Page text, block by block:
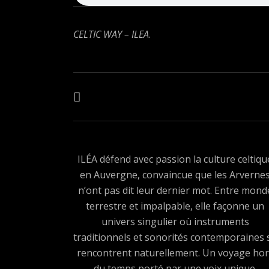
CELTIC WAY – ILEA.
Navigation de l’article
ILÉA défend avec passion la culture
en Auvergne, convaincue que les Arvernes
n’ont pas dit leur dernier mot. Entre
terrestre et impalpable, elle façonne un
univers singulier où instruments
traditionnels et sonorités contemporaines
rencontrent naturellement. Un voyage